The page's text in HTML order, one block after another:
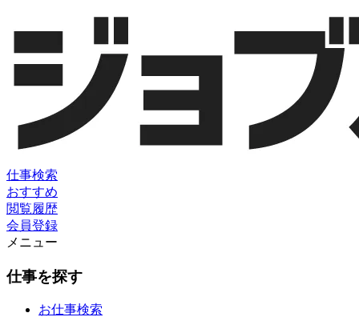
仕事検索
おすすめ
閲覧履歴
会員登録
メニュー
仕事を探す
お仕事検索